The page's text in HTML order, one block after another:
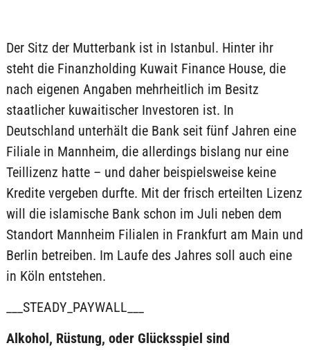
Der Sitz der Mutterbank ist in Istanbul. Hinter ihr
steht die Finanzholding Kuwait Finance House, die
nach eigenen Angaben mehrheitlich im Besitz
staatlicher kuwaitischer Investoren ist. In
Deutschland unterhält die Bank seit fünf Jahren eine
Filiale in Mannheim, die allerdings bislang nur eine
Teillizenz hatte – und daher beispielsweise keine
Kredite vergeben durfte. Mit der frisch erteilten Lizenz
will die islamische Bank schon im Juli neben dem
Standort Mannheim Filialen in Frankfurt am Main und
Berlin betreiben. Im Laufe des Jahres soll auch eine
in Köln entstehen.
___STEADY_PAYWALL___
Alkohol, Rüstung, oder Glücksspiel sind